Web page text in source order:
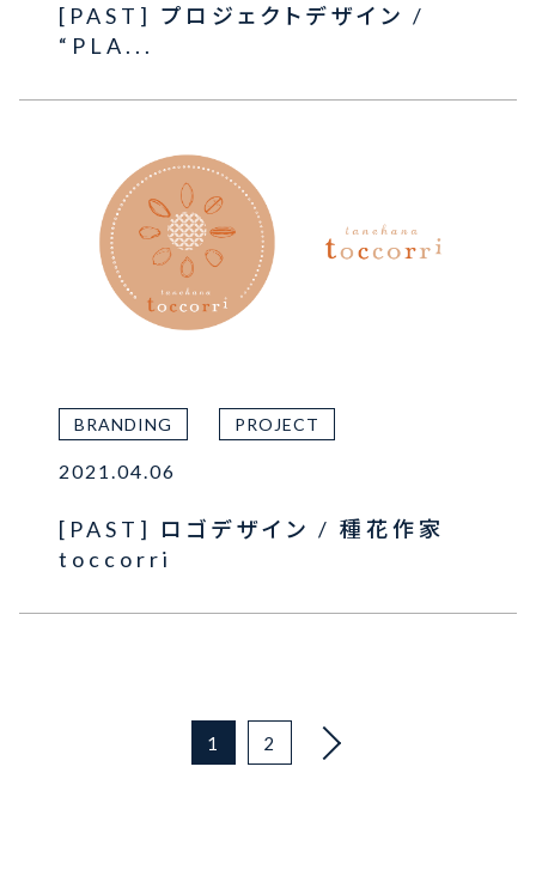
[PAST] プロジェクトデザイン /
“PLA...
BRANDING PROJECT
2021.04.06
[PAST] ロゴデザイン / 種花作家
toccorri
1 2